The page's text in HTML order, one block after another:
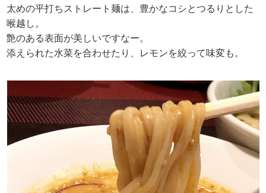
太めの平打ちストレート麺は、豊かなコシとつるりとした
喉越し。
艶のある表面が美しいですなー。
添えられた水菜を合わせたり、レモンを絞って味変も。